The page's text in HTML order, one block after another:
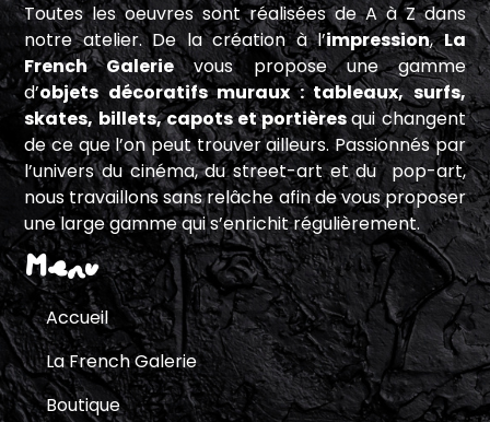
Toutes les oeuvres sont réalisées de A à Z dans
notre atelier. De la création à l’impression,La
French Galerievous propose une gamme
d’objets décoratifs muraux : tableaux, surfs,
skates, billets, capots et portièresqui changent
de ce que l’on peut trouver ailleurs. Passionnés par
l’univers du cinéma, du street-art et du pop-art,
nous travaillons sans relâche afin de vous proposer
une large gamme qui s’enrichit régulièrement.
Menu
Accueil
La French Galerie
Boutique